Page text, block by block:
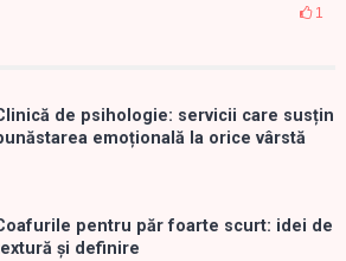
1
de psihologie: servicii care susțin
emoțională la orice vârstă
pentru păr foarte scurt: idei de
și definire